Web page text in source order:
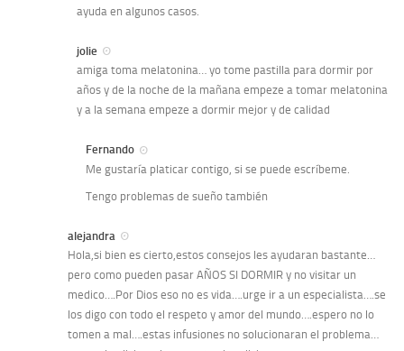
ayuda en algunos casos.
jolie
amiga toma melatonina… yo tome pastilla para dormir por
años y de la noche de la mañana empeze a tomar melatonina
y a la semana empeze a dormir mejor y de calidad
Fernando
Me gustaría platicar contigo, si se puede escríbeme.
Tengo problemas de sueño también
alejandra
Hola,si bien es cierto,estos consejos les ayudaran bastante…
pero como pueden pasar AÑOS SI DORMIR y no visitar un
medico….Por Dios eso no es vida….urge ir a un especialista….se
los digo con todo el respeto y amor del mundo….espero no lo
tomen a mal….estas infusiones no solucionaran el problema…